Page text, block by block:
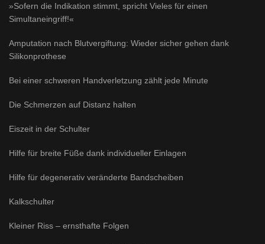
»Sofern die Indikation stimmt, spricht Vieles für einen
Simultaneingriff!«
Amputation nach Blutvergiftung: Wieder sicher gehen dank
Silikonprothese
Bei einer schweren Handverletzung zählt jede Minute
Die Schmerzen auf Distanz halten
Eiszeit in der Schulter
Hilfe für breite Füße dank individueller Einlagen
Hilfe für degenerativ veränderte Bandscheiben
Kalkschulter
Kleiner Riss – ernsthafte Folgen